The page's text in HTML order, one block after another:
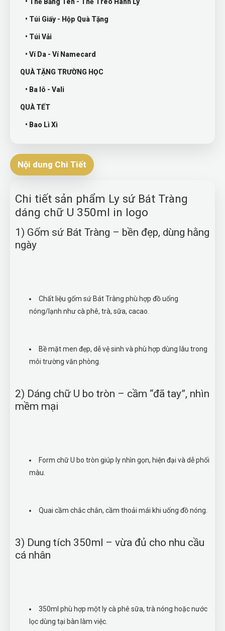
• Túi Giấy - Hộp Quà Tặng
• Túi Vải
• Ví Da - Ví Namecard
QUÀ TẶNG TRƯỜNG HỌC
• Ba lô - Vali
QUÀ TẾT
• Bao Lì Xì
Nội dung Chi Tiết
Chi tiết sản phẩm Ly sứ Bát Tràng
dáng chữ U 350ml in logo
1) Gốm sứ Bát Tràng – bền đẹp, dùng hằng
ngày
Chất liệu gốm sứ Bát Tràng phù hợp đồ uống
nóng/lạnh như cà phê, trà, sữa, cacao.
Bề mặt men đẹp, dễ vệ sinh và phù hợp dùng lâu trong
môi trường văn phòng.
2) Dáng chữ U bo tròn – cầm “đã tay”, nhìn
mềm mại
Form chữ U bo tròn giúp ly nhìn gọn, hiện đại và dễ phối
màu.
Quai cầm chắc chắn, cầm thoải mái khi uống đồ nóng.
3) Dung tích 350ml – vừa đủ cho nhu cầu
cá nhân
350ml phù hợp một ly cà phê sữa, trà nóng hoặc nước
lọc dùng tại bàn làm việc.